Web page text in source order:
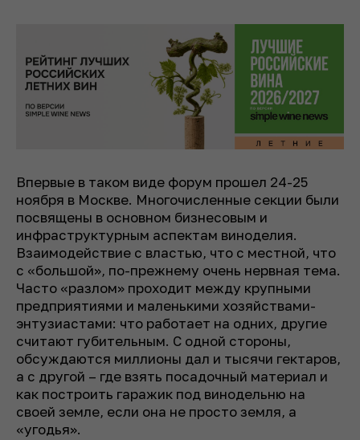
Впервые в таком виде форум прошел 24-25
ноября в Москве. Многочисленные секции были
посвящены в основном бизнесовым и
инфраструктурным аспектам виноделия.
Взаимодействие с властью, что с местной, что
с «большой», по-прежнему очень нервная тема.
Часто «разлом» проходит между крупными
предприятиями и маленькими хозяйствами-
энтузиастами: что работает на одних, другие
считают губительным. С одной стороны,
обсуждаются миллионы дал и тысячи гектаров,
а с другой – где взять посадочный материал и
как построить гаражик под винодельню на
своей земле, если она не просто земля, а
«угодья».